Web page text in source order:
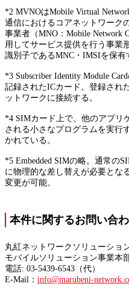
*2 MVNOはMobile Virtual
通信におけるコアネットワーク
事業者（MNO：Mobile Network
用してサービス提供を行う事業
識別子であるMNC・IMSIを保有
*3 Subscriber Identity Module
記録されたICカード。登録され
ットワークに接続する。
*4 SIMカード上で、他のアプリ
される小さなプログラムを実行
かれている。
*5 Embedded SIMの略。通常の
に物理的な差し替えが必要とな
変更が可能。
本件に関するお問い合
丸紅ネットワークソリューショ
モバイルソリューション事業本
電話: 03-5439-6543（代）
E-Mail： info@marubeni-